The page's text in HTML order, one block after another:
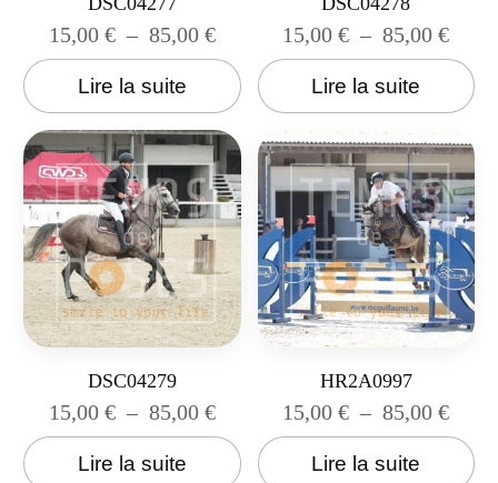
15,00 € – 85,00 €
Lire la suite
15,00€ – 85,00€
Lire la suite
DSC04279
15,00 € – 85,00 €
Lire la suite
HR2A0997
15,00€ – 85,00€
Lire la suite